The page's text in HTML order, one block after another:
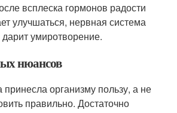
всплеска гормонов радости
улучшаться, нервная система
дарит умиротворение.
нюансов
организму пользу, а не
правильно. Достаточно